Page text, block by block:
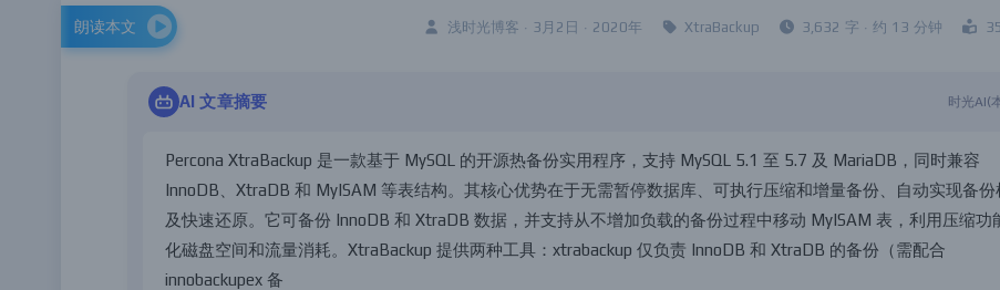
浅时光博客 · 3月2日 · 2020年 XtraBackup 3,632 字 · 约 13 分钟
朗读本文
AI 文章摘要 时光AI(
Percona XtraBackup 是一款基于 MySQL 的开源热备份实用程序 ， 支持 MySQL 5.1 至 5.7 及 MariaDB ， 同 时兼容
InnoDB XtraDB 和 MyISAM 等表结构。 其核心优势在于无需暂停数据库 可执行压缩和增量备份 自动实现备份
及快速还原。 它可备份 InnoDB 和 XtraDB 数据 ， 并支持从不增加负载的备份过程中移动 MyISAM 表 ， 利 用压缩功
化磁盘空间和流量消耗。 XtraBackup 提供两种工具 ： xtrabackup 仅负责 InnoDB 和 XtraDB 的备份 （需配合
innobackupex 备